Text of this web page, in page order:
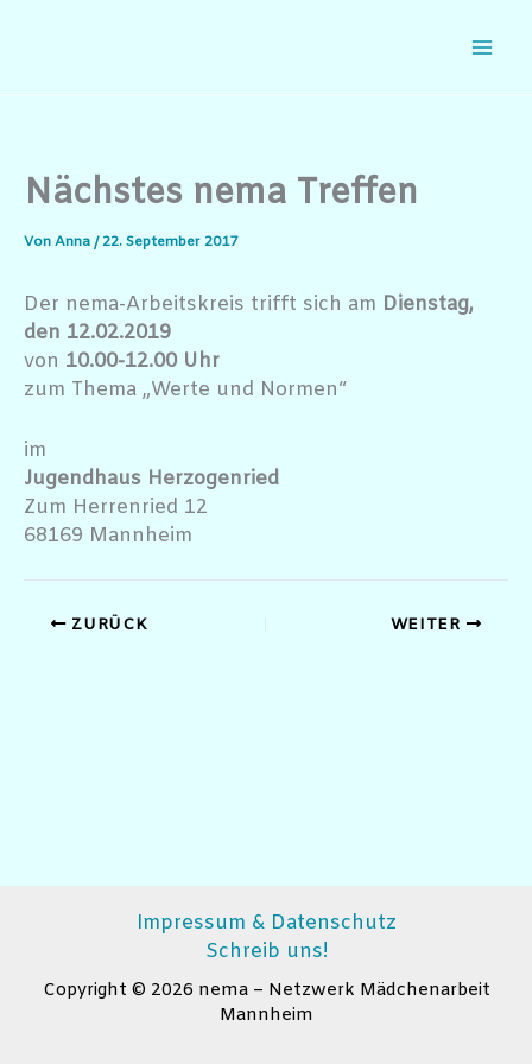
Nächstes nema Treffen
VonAnna/22. September 2017
Der nema-Arbeitskreis trifft sich am Dienstag,
den 12.02.2019
von 10.00-12.00 Uhr
zum Thema „Werte und Normen“
im
Jugendhaus Herzogenried
Zum Herrenried 12
68169 Mannheim
ZURÜCK WEITER
Impressum & Datenschutz
Schreib uns!
Copyright © 2026 nema – Netzwerk Mädchenarbeit
Mannheim